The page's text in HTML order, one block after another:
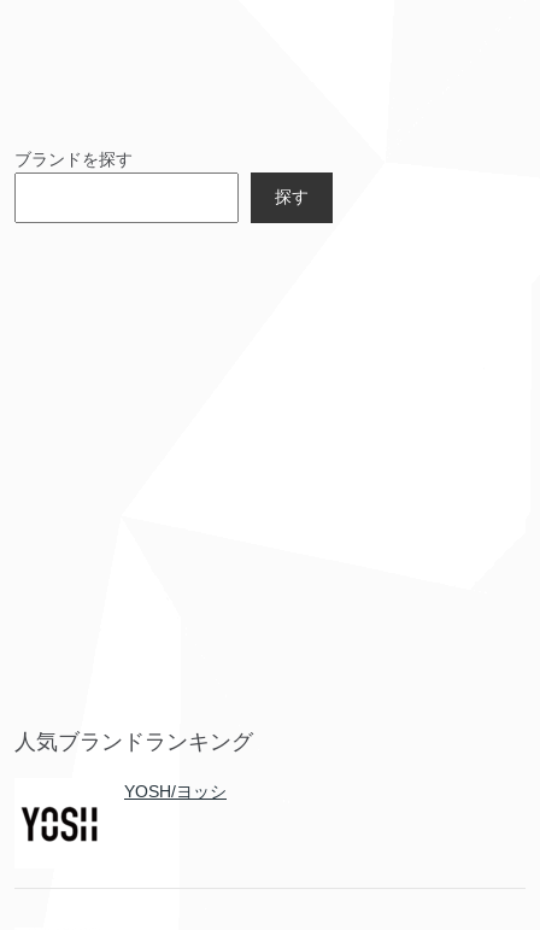
ブランドを探す
探す
人気ブランドランキング
YOSH/ヨッシ